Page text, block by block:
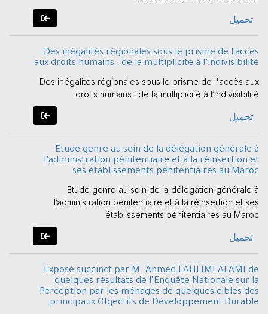
تحميل
Des inégalités régionales sous le prisme de l'accès
aux droits humains : de la multiplicité à l’indivisibilité
Des inégalités régionales sous le prisme de l'accès aux
droits humains : de la multiplicité à l’indivisibilité
تحميل
Etude genre au sein de la délégation générale à
l’administration pénitentiaire et à la réinsertion et
ses établissements pénitentiaires au Maroc
Etude genre au sein de la délégation générale à
l’administration pénitentiaire et à la réinsertion et ses
établissements pénitentiaires au Maroc
تحميل
Exposé succinct par M. Ahmed LAHLIMI ALAMI de
quelques résultats de l’Enquête Nationale sur la
Perception par les ménages de quelques cibles des
principaux Objectifs de Développement Durable